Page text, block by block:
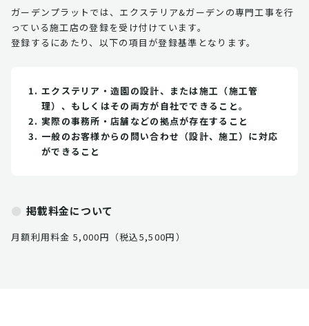
ガーデンプラットでは、エクステリア&ガーデンの専門工事を行
っている施工店の登録を受け付けています。
登録するにあたり、以下の項目が登録基準となります。
エクステリア・造園の設計、または施工（施工管
理）、もしくはその両方が自社でできること。
実際の事務所・店舗などの拠点が存在すること
一般のお客様からの問い合わせ（設計、施工）に対応
ができること
掲載料金について
月額利用料金 5,000円（税込5,500円）